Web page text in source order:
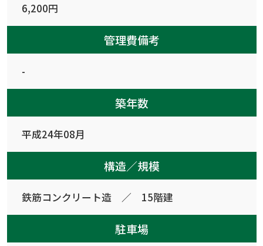
6,200円
管理費備考
-
築年数
平成24年08月
構造／規模
鉄筋コンクリート造 ／ 15階建
駐車場